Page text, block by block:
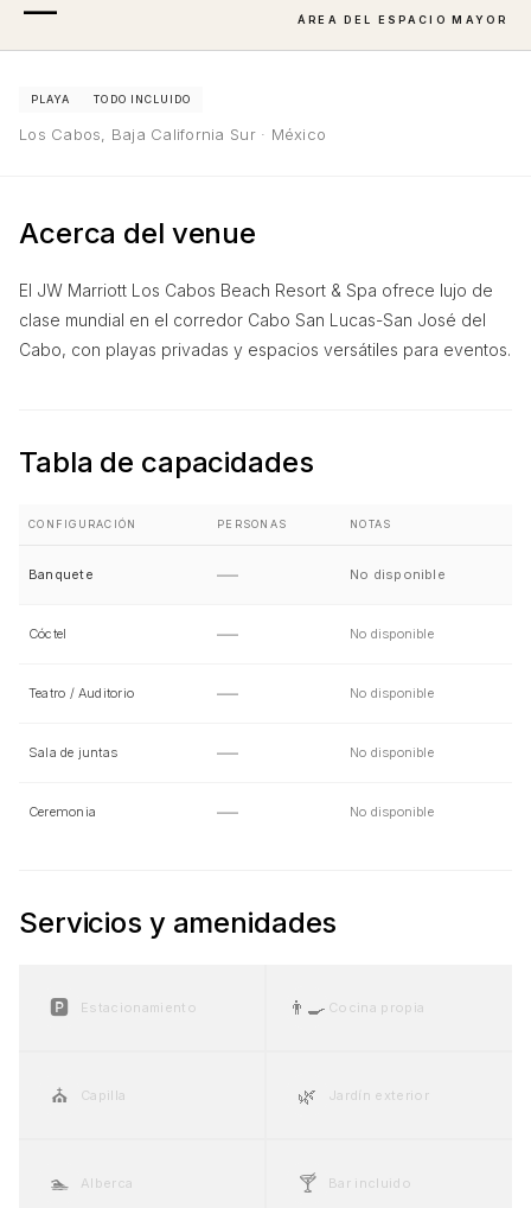
— ÁREA DEL ESPACIO MAYOR
PLAYA TODO INCLUIDO
Los Cabos, Baja California Sur · México
Acerca del venue
El JW Marriott Los Cabos Beach Resort & Spa ofrece lujo de
clase mundial en el corredor Cabo San Lucas-San José del
Cabo, con playas privadas y espacios versátiles para eventos.
Tabla de capacidades
CONFIGURACIÓN PERSONAS NOTAS
Banquete — No disponible
Cóctel — No disponible
Teatro / Auditorio — No disponible
Sala de juntas — No disponible
Ceremonia — No disponible
Servicios y amenidades
🅿️ Estacionamiento 👨‍🍳 Cocina propia
⛪ Capilla 🌿 Jardín exterior
🏊 Alberca 🍸 Bar incluido